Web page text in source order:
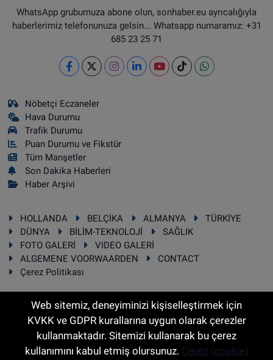
WhatsApp grubumuza abone olun, sonhaber.eu ayrıcalığıyla
haberlerimiz telefonunuza gelsin... Whatsapp numaramız: +31
685 23 25 71
Nöbetçi Eczaneler
Hava Durumu
Trafik Durumu
Puan Durumu ve Fikstür
Tüm Manşetler
Son Dakika Haberleri
Haber Arşivi
HOLLANDA BELÇİKA ALMANYA
TÜRKİYE
DÜNYA
BİLİM-TEKNOLOJİ
SAĞLIK
FOTO GALERİ
VIDEO GALERİ
ALGEMENE VOORWAARDEN
CONTACT
Çerez Politikası
RSS Copyright © 2025 Sonhaber.eu Her hakkı saklıdır.
Web sitemiz, deneyiminizi kişiselleştirmek için
KVKK ve GDPR kurallarına uygun olarak çerezler
kullanmaktadır. Sitemizi kullanarak bu çerez
kullanımını kabul etmiş olursunuz. Çerez (cookie)